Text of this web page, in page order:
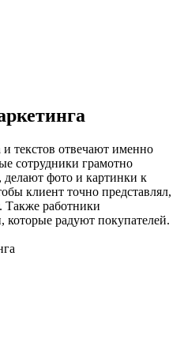
и текстов отвечают именно
сотрудники грамотно
делают фото и картинки к
клиент точно представлял,
Также работники
радуют покупателей.